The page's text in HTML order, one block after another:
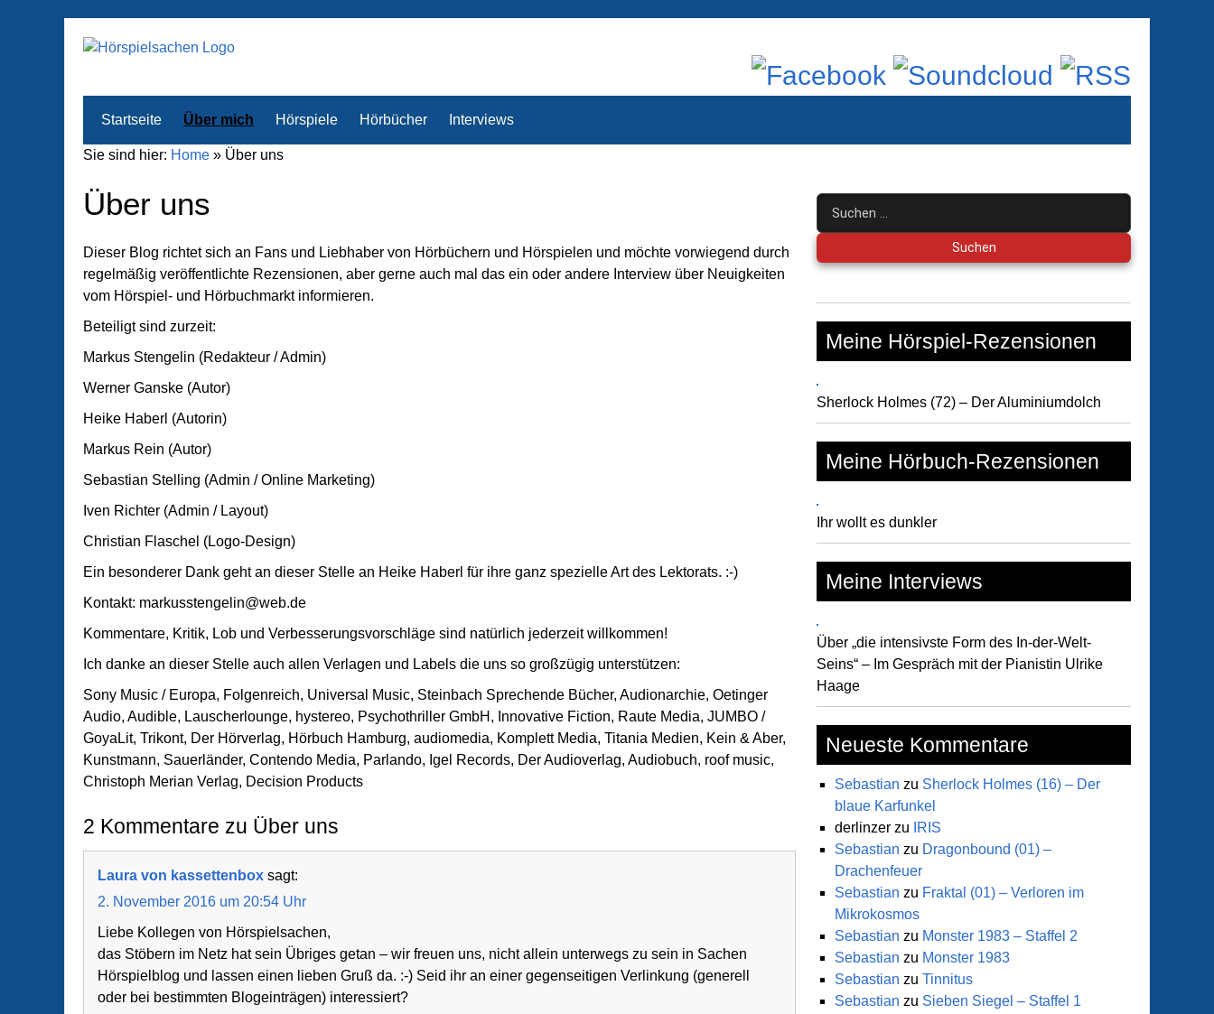
Startseite Über mich Hörspiele Hörbücher Interviews
Sie sind hier: Home » Über uns
Über uns
Dieser Blog richtet sich an Fans und Liebhaber von Hörbüchern und Hörspielen und möchte vorwiegend durch
regelmäßig veröffentlichte Rezensionen, aber gerne auch mal das ein oder andere Interview über Neuigkeiten
vom Hörspiel- und Hörbuchmarkt informieren.
Beteiligt sind zurzeit:
Markus Stengelin (Redakteur / Admin)
Werner Ganske (Autor)
Heike Haberl (Autorin)
Markus Rein (Autor)
Sebastian Stelling (Admin / Online Marketing)
Iven Richter (Admin / Layout)
Christian Flaschel (Logo-Design)
Ein besonderer Dank geht an dieser Stelle an Heike Haberl für ihre ganz spezielle Art des Lektorats. :-)
Kontakt: markusstengelin@web.de
Kommentare, Kritik, Lob und Verbesserungsvorschläge sind natürlich jederzeit willkommen!
Ich danke an dieser Stelle auch allen Verlagen und Labels die uns so großzügig unterstützen:
Sony Music / Europa, Folgenreich, Universal Music, Steinbach Sprechende Bücher, Audionarchie, Oetinger
Audio, Audible, Lauscherlounge, hystereo, Psychothriller GmbH, Innovative Fiction, Raute Media, JUMBO /
GoyaLit, Trikont, Der Hörverlag, Hörbuch Hamburg, audiomedia, Komplett Media, Titania Medien, Kein & Aber,
Kunstmann, Sauerländer, Contendo Media, Parlando, Igel Records, Der Audioverlag, Audiobuch, roof music,
Christoph Merian Verlag, Decision Products
2 Kommentare zu Über uns
Laura von kassettenbox sagt:
2. November 2016 um 20:54 Uhr
Liebe Kollegen von Hörspielsachen,
das Stöbern im Netz hat sein Übriges getan – wir freuen uns, nicht allein unterwegs zu sein in Sachen
Hörspielblog und lassen einen lieben Gruß da. :-) Seid ihr an einer gegenseitigen Verlinkung (generell
oder bei bestimmten Blogeinträgen) interessiert?
Suchen
nach:
Meine Hörspiel-Rezensionen
Sherlock Holmes (72) – Der Aluminiumdolch
Meine Hörbuch-Rezensionen
Ihr wollt es dunkler
Meine Interviews
Über „die intensivste Form des In-der-Welt-
Seins“ – Im Gespräch mit der Pianistin Ulrike
Haage
Neueste Kommentare
Sebastian zu Sherlock Holmes (16) – Der
blaue Karfunkel
derlinzer zu
IRIS
Sebastian zu Dragonbound (01) –
Drachenfeuer
Sebastian zu Fraktal (01) – Verloren im
Mikrokosmos
Sebastian zu Monster 1983 – Staffel 2
Sebastian zu Monster 1983
Sebastian zu Tinnitus
Sebastian zu Sieben Siegel – Staffel 1